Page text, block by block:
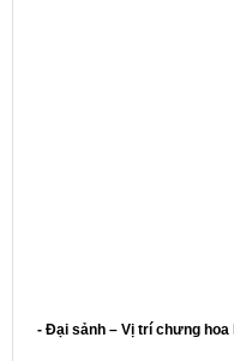
- Đại sảnh – Vị trí chưng hoa